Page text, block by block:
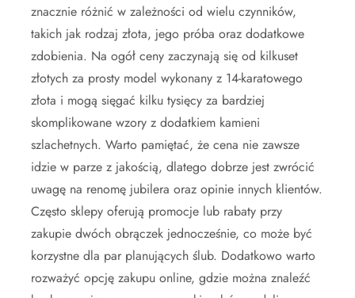
znacznie różnić w zależności od wielu czynników,
takich jak rodzaj złota, jego próba oraz dodatkowe
zdobienia. Na ogół ceny zaczynają się od kilkuset
złotych za prosty model wykonany z 14-karatowego
złota i mogą sięgać kilku tysięcy za bardziej
skomplikowane wzory z dodatkiem kamieni
szlachetnych. Warto pamiętać, że cena nie zawsze
idzie w parze z jakością, dlatego dobrze jest zwrócić
uwagę na renomę jubilera oraz opinie innych klientów.
Często sklepy oferują promocje lub rabaty przy
zakupie dwóch obrączek jednocześnie, co może być
korzystne dla par planujących ślub. Dodatkowo warto
rozważyć opcję zakupu online, gdzie można znaleźć